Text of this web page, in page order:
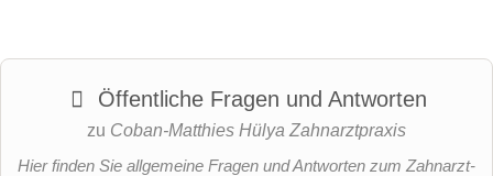
Öffentliche Fragen und Antworten
zu Coban-Matthies Hülya Zahnarztpraxis
Hier finden Sie allgemeine Fragen und Antworten zum Zahnarzt-